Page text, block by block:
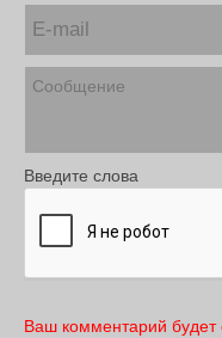
Введите слова
Ваш комментарий будет